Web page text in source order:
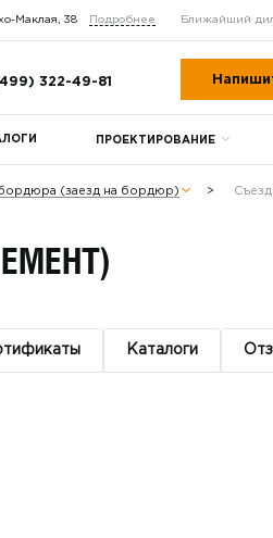
Маклая, 38 Подробнее Ближайший
322-49-81
ПРОЕКТИРОВАНИЕ
(заезд на бордюр)
Каталоги